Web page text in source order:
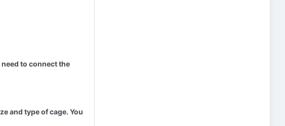
to connect the
and type of cage. You